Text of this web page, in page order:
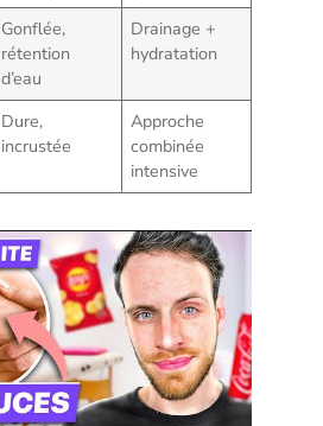
Gonflée,
rétention
d’eau
Drainage +
hydratation
Dure,
incrustée
Approche
combinée
intensive